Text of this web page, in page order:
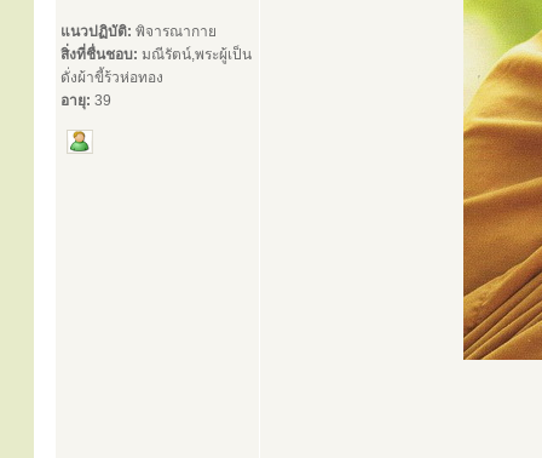
แนวปฏิบัติ: พิจารณากาย
สิ่งที่ชื่นชอบ: มณีรัตน์,พระผู้เป็น
ดั่งผ้าขี้ร้วห่อทอง
อายุ: 39